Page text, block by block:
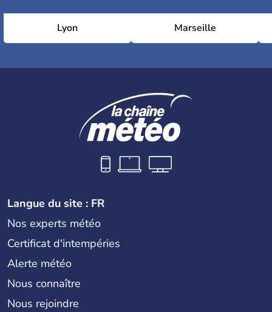
Lyon Marseille
Langue du site : FR
Nos experts météo
Certificat d'intempéries
Alerte météo
Nous connaître
Nous rejoindre